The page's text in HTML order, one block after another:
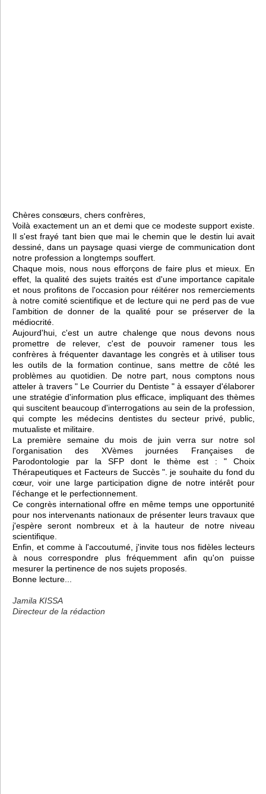
Chères consœurs, chers confrères,
Voilà exactement un an et demi que ce modeste support existe.
Il s'est frayé tant bien que mai le chemin que le destin lui avait
dessiné, dans un paysage quasi vierge de communication dont
notre profession a longtemps souffert.
Chaque mois, nous nous efforçons de faire plus et mieux. En
effet, la qualité des sujets traités est d'une importance capitale
et nous profitons de l'occasion pour réitérer nos remerciements
à notre comité scientifique et de lecture qui ne perd pas de vue
l'ambition de donner de la qualité pour se préserver de la
médiocrité.
Aujourd'hui, c'est un autre chalenge que nous devons nous
promettre de relever, c'est de pouvoir ramener tous les
confrères à fréquenter davantage les congrès et à utiliser tous
les outils de la formation continue, sans mettre de côté les
problèmes au quotidien. De notre part, nous comptons nous
atteler à travers " Le Courrier du Dentiste " à essayer d'élaborer
une stratégie d'information plus efficace, impliquant des thèmes
qui suscitent beaucoup d'interrogations au sein de la profession,
qui compte les médecins dentistes du secteur privé, public,
mutualiste et militaire.
La première semaine du mois de juin verra sur notre sol
l'organisation des XVèmes journées Françaises de
Parodontologie par la SFP dont le thème est : " Choix
Thérapeutiques et Facteurs de Succès ". je souhaite du fond du
cœur, voir une large participation digne de notre intérêt pour
l'échange et le perfectionnement.
Ce congrès international offre en même temps une opportunité
pour nos intervenants nationaux de présenter leurs travaux que
j'espère seront nombreux et à la hauteur de notre niveau
scientifique.
Enfin, et comme à l'accoutumé, j'invite tous nos fidèles lecteurs
à nous correspondre plus fréquemment afin qu'on puisse
mesurer la pertinence de nos sujets proposés.
Bonne lecture...
Jamila KISSA
Directeur de la rédaction